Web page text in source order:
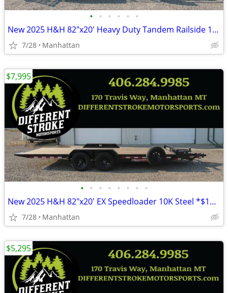
• • • • • •
New 2025 H&H 82"x20' Heavy Duty Tandem Railside 10K Steel
7/28 Manhattan
• • • • • • • •
New 2025 H&H 82"x20' EX Speedloader 10K Steel *$157/Month OAC $0 Down*
7/28 Manhattan
$7,995
$5,295